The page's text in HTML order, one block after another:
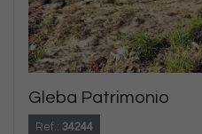
Gleba Patrimonio
Ref.: 34244